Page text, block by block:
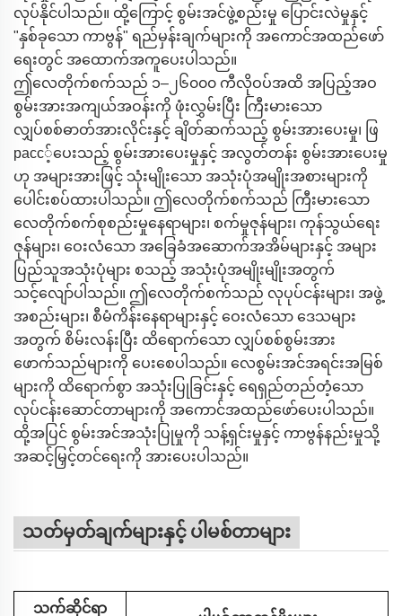
လုပ်နိုင်ပါသည်။ ထို့ကြောင့် စွမ်းအင်ဖွဲ့စည်းမှု ပြောင်းလဲမှုနှင့်
"နှစ်ခုသော ကာဗွန်" ရည်မှန်းချက်များကို အကောင်အထည်ဖော်
ရေးတွင် အထောက်အကူပေးပါသည်။
ဤလေတိုက်စက်သည် ၁–၂၆၀၀၀ ကီလိုဝပ်အထိ အပြည့်အဝ
စွမ်းအားအကျယ်အဝန်းကို ဖုံးလွှမ်းပြီး ကြီးမားသော
လျှပ်စစ်ဓာတ်အားလိုင်းနှင့် ချိတ်ဆက်သည့် စွမ်းအားပေးမှု၊ ဖြ
расс့်ပေးသည့် စွမ်းအားပေးမှုနှင့် အလွတ်တန်း စွမ်းအားပေးမှု
ဟု အများအားဖြင့် သုံးမျိုးသော အသုံးပုံအမျိုးအစားများကို
ပေါင်းစပ်ထားပါသည်။ ဤလေတိုက်စက်သည် ကြီးမားသော
လေတိုက်စက်စုစည်းမှုနေရာများ၊ စက်မှုဇုန်များ၊ ကုန်သွယ်ရေး
ဇုန်များ၊ ဝေးလံသော အခြေခံအဆောက်အအိမ်များနှင့် အများ
ပြည်သူအသုံးပုံများ စသည့် အသုံးပုံအမျိုးမျိုးအတွက်
သင့်လျော်ပါသည်။ ဤလေတိုက်စက်သည် လုပုပ်ငန်းများ၊ အဖွဲ့
အစည်းများ၊ စီမံကိန်းနေရာများနှင့် ဝေးလံသော ဒေသများ
အတွက် စိမ်းလန်းပြီး ထိရောက်သော လျှပ်စစ်စွမ်းအား
ဖောက်သည်များကို ပေးစေပါသည်။ လေစွမ်းအင်အရင်းအမြစ်
များကို ထိရောက်စွာ အသုံးပြုခြင်းနှင့် ရေရှည်တည်တံ့သော
လုပ်ငန်းဆောင်တာများကို အကောင်အထည်ဖော်ပေးပါသည်။
ထို့အပြင် စွမ်းအင်အသုံးပြုမှုကို သန့်ရှင်းမှုနှင့် ကာဗွန်နည်းမှုသို့
အဆင့်မြှင့်တင်ရေးကို အားပေးပါသည်။
သတ်မှတ်ချက်များနှင့် ပါမစ်တာများ
သက်ဆိုင်ရာ